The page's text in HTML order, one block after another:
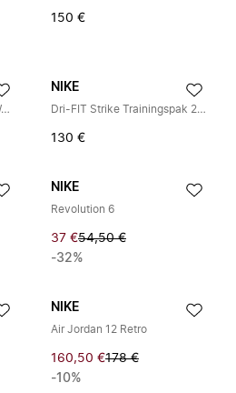
150 €
Paris Saint-Germain Tech Woven Windrunner
NIKE
Dri-FIT Strike Trainingspak 2026/2027
130 €
NIKE
Revolution 6
37 €54,50 €
-32%
NIKE
Air Jordan 12 Retro
160,50 €178 €
-10%